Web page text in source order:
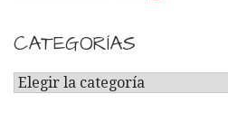
CATEGORÍAS
C